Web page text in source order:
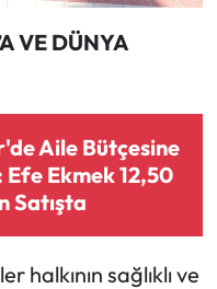
VE DÜNYA
Aile Bütçesine
Efe Ekmek 12,50
Satışta
halkının sağlıklı ve